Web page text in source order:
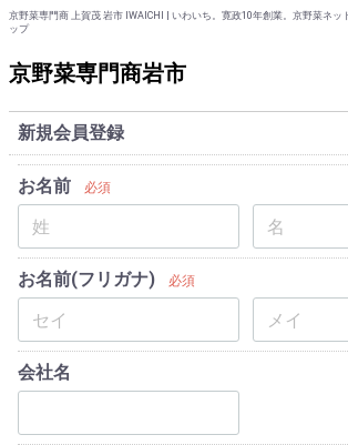
京野菜専門商 上賀茂 岩市 IWAICHI | いわいち。寛政10年創業。京野菜ネッ
ップ
京野菜専門商岩市
新規会員登録
お名前 必須
お名前(フリガナ) 必須
会社名